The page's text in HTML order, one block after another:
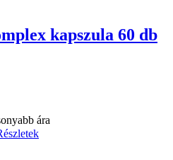
kapszula 60 db
ára